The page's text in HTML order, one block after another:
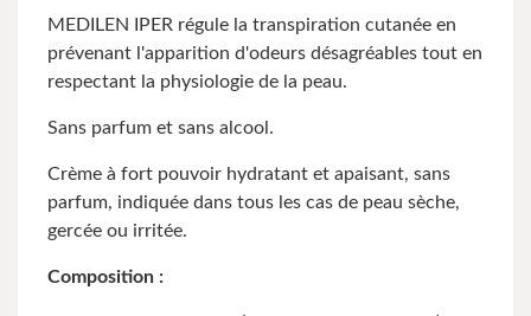
MEDILEN IPER régule la transpiration cutanée en
prévenant l'apparition d'odeurs désagréables tout en
respectant la physiologie de la peau.
Sans parfum et sans alcool.
Crème à fort pouvoir hydratant et apaisant, sans
parfum, indiquée dans tous les cas de peau sèche,
gercée ou irritée.
Composition :